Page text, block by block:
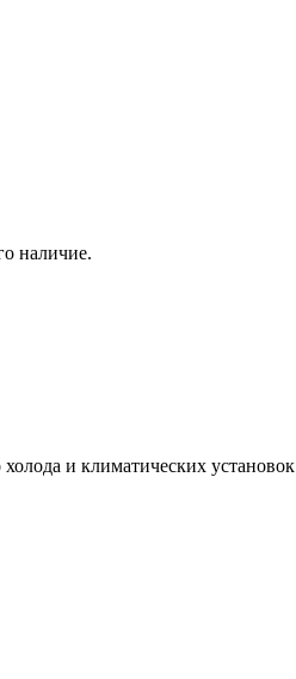
наличие.
и климатических установок